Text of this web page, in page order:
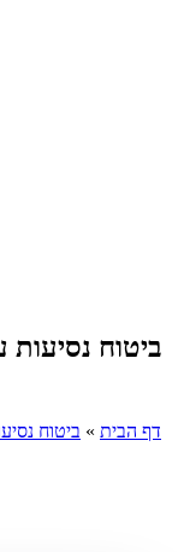
ביטוח
דף הבית » ביטוח